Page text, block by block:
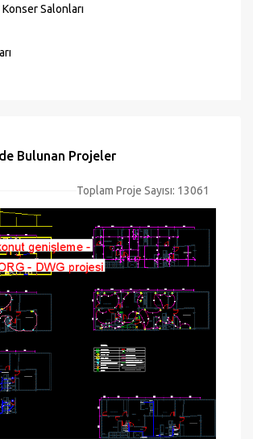
Salonları
Bulunan Projeler
Toplam Proje Sayısı: 13061